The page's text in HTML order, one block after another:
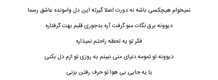
نمیخوام هیچکسی باشه نه دورت اصلا گیرته این دل وامونده عاشق رسما
دیوونه برق نگات منو گرفت آره بدجوری قلبم بهت گرفتاره
فکر تو یه لحظه راحتم نمیذاره
دیوونه تو تمومه دنیای منی نبینم یه روزی تو ازم دل بکنی
یا یه جایی بی هوا تو حرف رفتن بزنی